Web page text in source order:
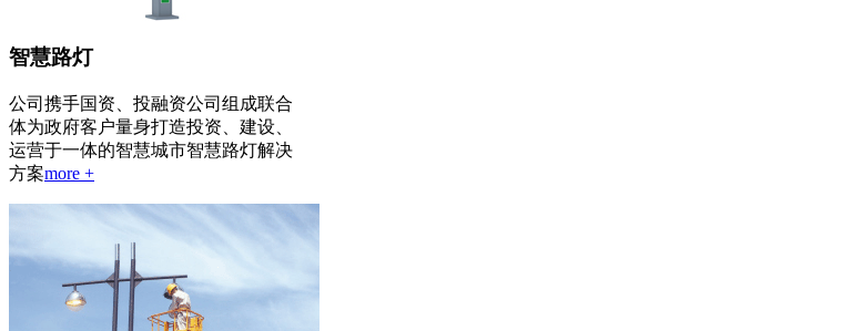
智慧路灯
公司携手国资、投融资公司组成联合
体为政府客户量身打造投资、建设、
运营于一体的智慧城市智慧路灯解决
方案more +